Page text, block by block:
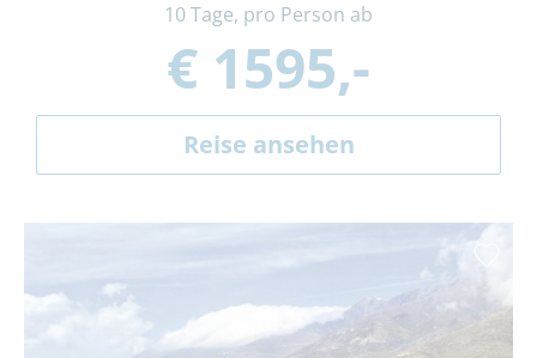
10 Tage, pro Person ab
€ 1595,-
Reise ansehen